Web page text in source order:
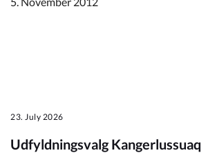
23. July 2026
Udfyldningsvalg Kangerlussuaq